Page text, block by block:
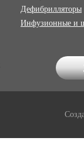
Дефибрилляторы
Инфузионные и